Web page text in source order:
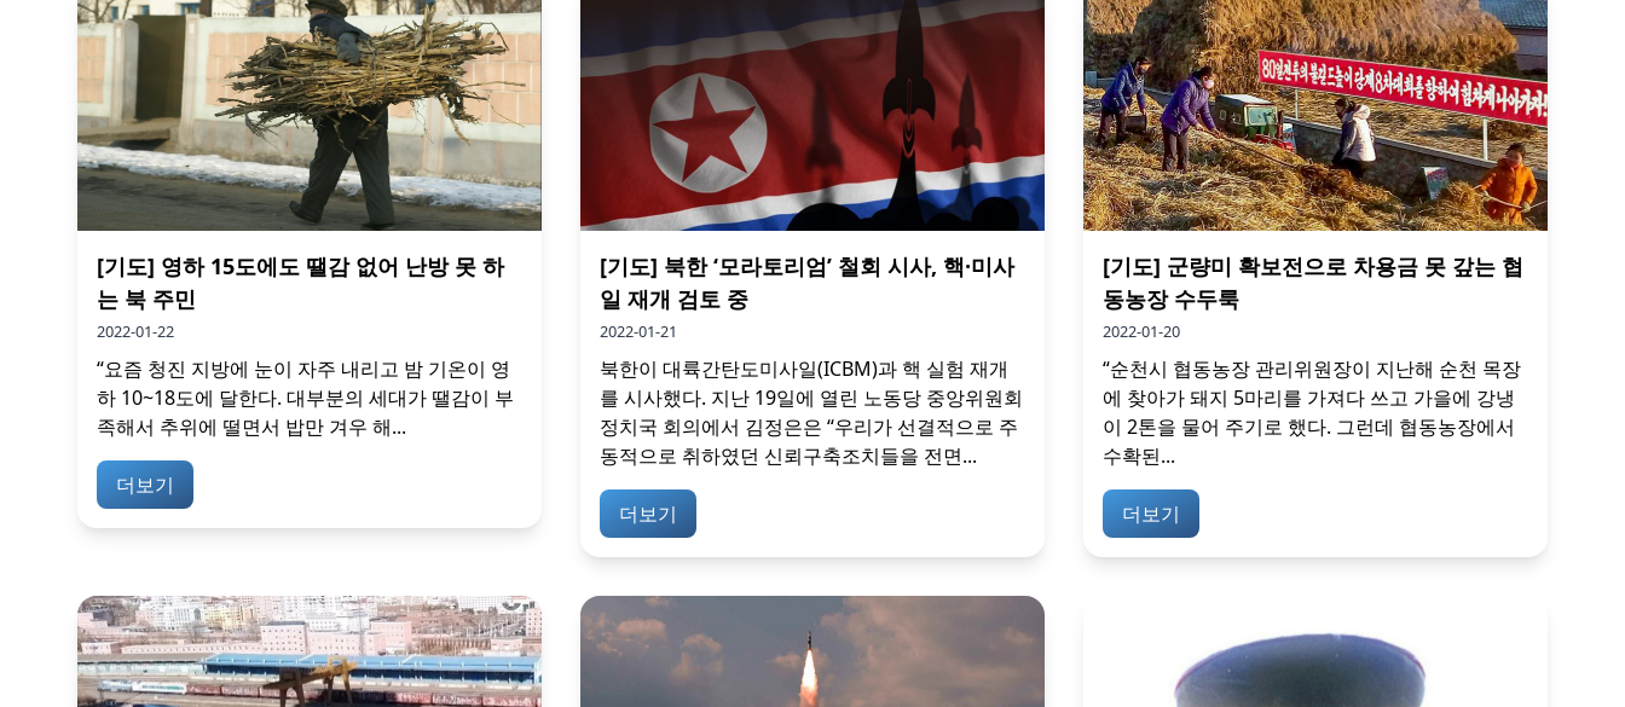
[기도] 영하 15도에도 땔감 없어 난방 못 하
는 북 주민
2022-01-22
“요즘 청진 지방에 눈이 자주 내리고 밤 기온이 영
하 10~18도에 달한다. 대부분의 세대가 땔감이 부
족해서 추위에 떨면서 밥만 겨우 해...
더보기
[기도] 북한 ‘모라토리엄’ 철회 시사, 핵·미사
일 재개 검토 중
2022-01-21
북한이 대륙간탄도미사일(ICBM)과 핵 실험 재개
를 시사했다. 지난 19일에 열린 노동당 중앙위원회
정치국 회의에서 김정은은 “우리가 선결적으로 주
동적으로 취하였던 신뢰구축조치들을 전면...
더보기
[기도] 군량미 확보전으로 차용금 못 갚는 협
동농장 수두룩
2022-01-20
“순천시 협동농장 관리위원장이 지난해 순천 목장
에 찾아가 돼지 5마리를 가져다 쓰고 가을에 강냉
이 2톤을 물어 주기로 했다. 그런데 협동농장에서
수확된...
더보기